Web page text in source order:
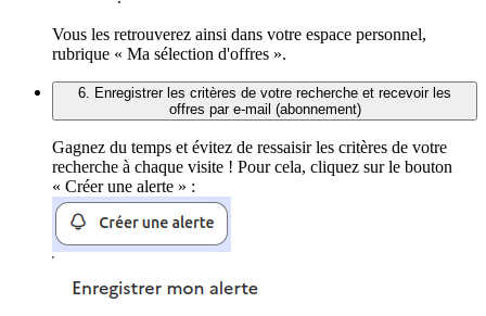
Vous les retrouverez ainsi dans votre espace personnel,
rubrique « Ma sélection d'offres ».
6. Enregistrer les critères de votre recherche et recevoir les
offres par e-mail (abonnement)
Gagnez du temps et évitez de ressaisir les critères de votre
recherche à chaque visite ! Pour cela, cliquez sur le bouton
« Créer une alerte » :